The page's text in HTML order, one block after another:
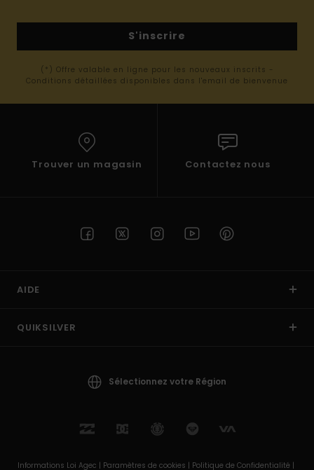
S'inscrire
(*) Offre valable en ligne pour les nouveaux inscrits -
Conditions détaillées disponibles dans l'email de bienvenue
Trouver un magasin Contactez nous
AIDE
QUIKSILVER
Sélectionnez votre Région
Informations Loi Agec | Paramètres de cookies | Politique de Confidentialité |